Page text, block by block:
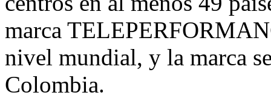
marca
nivel mundial, y la marca
Colombia.